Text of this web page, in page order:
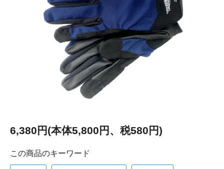
6,380円(本体5,800円、税580円)
この商品のキーワード